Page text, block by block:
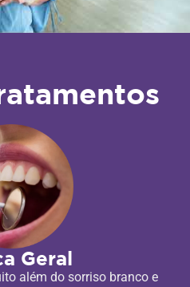
Geral
além do sorriso branco e